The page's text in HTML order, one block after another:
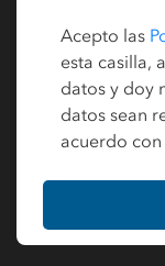
Acepto las
esta casilla,
datos y doy
datos sean
acuerdo